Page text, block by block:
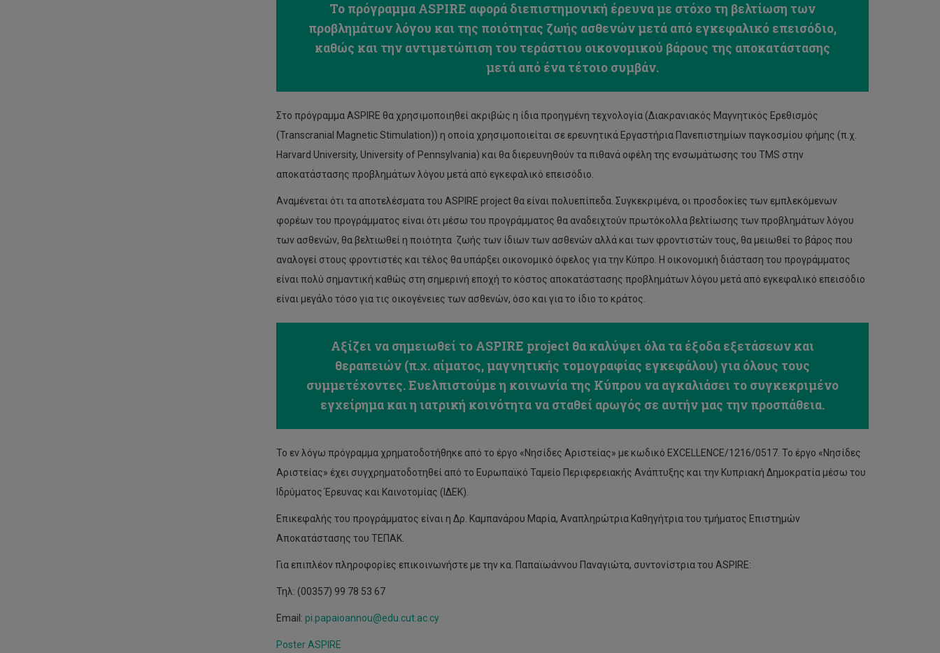
Το πρόγραμμα ASPIRE αφορά διεπιστημονική έρευνα με στόχο τη βελτίωση των
προβλημάτων λόγου και της ποιότητας ζωής ασθενών μετά από εγκεφαλικό επεισόδιο,
καθώς και την αντιμετώπιση του τεράστιου οικονομικού βάρους της αποκατάστασης
μετά από ένα τέτοιο συμβάν.
Στο πρόγραμμα ASPIRE θα χρησιμοποιηθεί ακριβώς η ίδια προηγμένη τεχνολογία (Διακρανιακός Μαγνητικός Ερεθισμός
(Transcranial Magnetic Stimulation)) η οποία χρησιμοποιείται σε ερευνητικά Εργαστήρια Πανεπιστημίων παγκοσμίου φήμης (π.χ.
Harvard University, University of Pennsylvania) και θα διερευνηθούν τα πιθανά οφέλη της ενσωμάτωσης του TMS στην
αποκατάστασης προβλημάτων λόγου μετά από εγκεφαλικό επεισόδιο.
Αναμένεται ότι τα αποτελέσματα του ASPIRE project θα είναι πολυεπίπεδα. Συγκεκριμένα, οι προσδοκίες των εμπλεκόμενων
φορέων του προγράμματος είναι ότι μέσω του προγράμματος θα αναδειχτούν πρωτόκολλα βελτίωσης των προβλημάτων λόγου
των ασθενών, θα βελτιωθεί η ποιότητα ζωής των ίδιων των ασθενών αλλά και των φροντιστών τους, θα μειωθεί το βάρος που
αναλογεί στους φροντιστές και τέλος θα υπάρξει οικονομικό όφελος για την Κύπρο. Η οικονομική διάσταση του προγράμματος
είναι πολύ σημαντική καθώς στη σημερινή εποχή το κόστος αποκατάστασης προβλημάτων λόγου μετά από εγκεφαλικό επεισόδιο
είναι μεγάλο τόσο για τις οικογένειες των ασθενών, όσο και για το ίδιο το κράτος.
Αξίζει να σημειωθεί το ASPIRE project θα καλύψει όλα τα έξοδα εξετάσεων και
θεραπειών (π.χ. αίματος, μαγνητικής τομογραφίας εγκεφάλου) για όλους τους
συμμετέχοντες. Ευελπιστούμε η κοινωνία της Κύπρου να αγκαλιάσει το συγκεκριμένο
εγχείρημα και η ιατρική κοινότητα να σταθεί αρωγός σε αυτήν μας την προσπάθεια.
Το εν λόγω πρόγραμμα χρηματοδοτήθηκε από το έργο «Νησίδες Αριστείας» με κωδικό EXCELLENCE/1216/0517. Το έργο «Νησίδες
Αριστείας» έχει συγχρηματοδοτηθεί από το Ευρωπαϊκό Ταμείο Περιφερειακής Ανάπτυξης και την Κυπριακή Δημοκρατία μέσω του
Ιδρύματος Έρευνας και Καινοτομίας (ΙΔΕΚ).
Επικεφαλής του προγράμματος είναι η Δρ. Καμπανάρου Μαρία, Αναπληρώτρια Καθηγήτρια του τμήματος Επιστημών
Αποκατάστασης του ΤΕΠΑΚ.
Για επιπλέον πληροφορίες επικοινωνήστε με την κα. Παπαϊωάννου Παναγιώτα, συντονίστρια του ASPIRE:
Τηλ: (00357) 99 78 53 67
Email: pi.papaioannou@edu.cut.ac.cy
Poster ASPIRE